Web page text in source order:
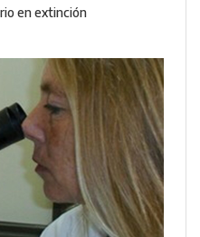
en extinción